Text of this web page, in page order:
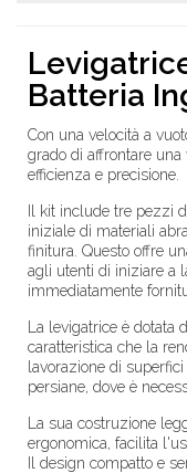
Batteria
Con una velocità a
grado di affrontare
efficienza e precisione.
Il kit include tre pezzi
iniziale di materiali
finitura. Questo offre
agli utenti di iniziare a
immediatamente
La levigatrice è dotata
caratteristica che la
lavorazione di
persiane, dove è
La sua costruzione
ergonomica, facilita
Il design compatto e